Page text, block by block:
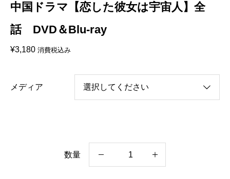
中国ドラマ【恋した彼女は宇宙人】全
話 DVD＆Blu-ray
¥3,180 消費税込み
メディア
数量